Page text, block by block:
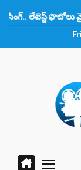
వైరల్